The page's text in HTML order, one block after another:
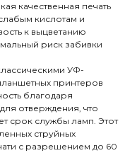
качественная печать
кислотам и
к выцветанию
риск забивки
УФ-
принтеров
благодаря
отверждения, что
срок службы ламп. Этот
струйных
с разрешением до 60